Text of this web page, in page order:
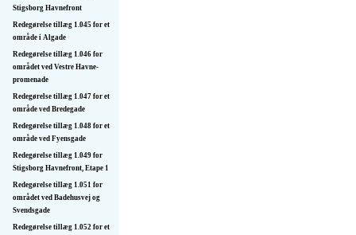
Stigsborg Havnefront
Redegørelse tillæg 1.045 for et
område i Algade
Redegørelse tillæg 1.046 for
området ved Vestre Havne­
promenade
Redegørelse tillæg 1.047 for et
område ved Bredegade
Redegørelse tillæg 1.048 for et
område ved Fyensgade
Redegørelse tillæg 1.049 for
Stigsborg Havnefront, Etape 1
Redegørelse tillæg 1.051 for
området ved Badehusvej og
Svendsgade
Redegørelse tillæg 1.052 for et